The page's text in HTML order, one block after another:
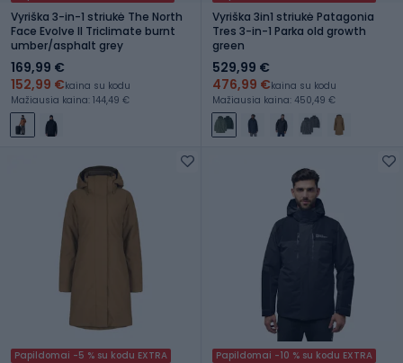
Vyriška 3-in-1 striukė The North
Face Evolve II Triclimate burnt
umber/asphalt grey
169,99 €
152,99 €kaina su kodu
Mažiausia kaina: 144,49 €
Vyriška 3in1 striukė Patagonia
Tres 3-in-1 Parka old growth
green
529,99 €
476,99 €kaina su kodu
Mažiausia kaina: 450,49 €
Papildomai -5 % su kodu EXTRA Papildomai -10 % su kodu EXTRA